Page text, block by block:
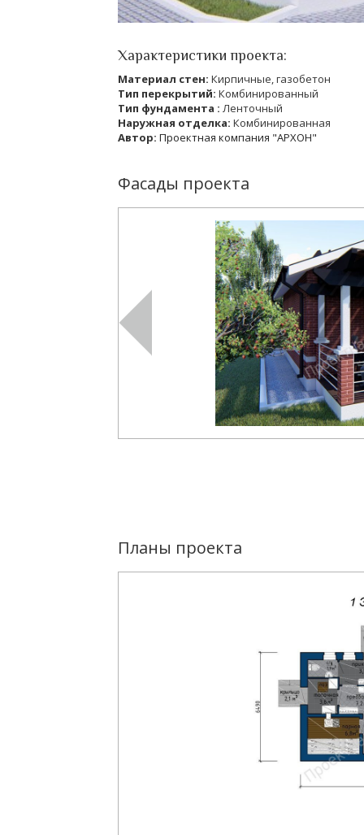
Характеристики проекта:
Материал стен: Кирпичные, газобетон
Тип перекрытий: Комбинированный
Тип фундамента : Ленточный
Наружная отделка: Комбинированная
Автор: Проектная компания "АРХОН"
Фасады проекта
Планы проекта